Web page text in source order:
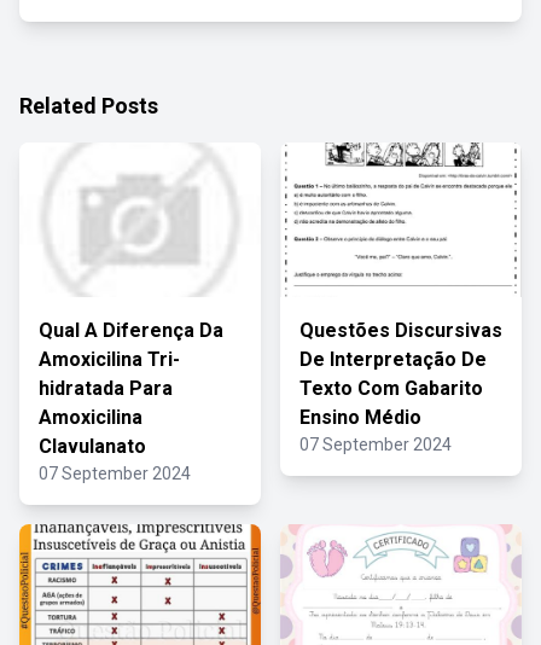
Related Posts
Qual A Diferença Da
Amoxicilina Tri-
hidratada Para
Amoxicilina
Clavulanato
07 September 2024
Questões Discursivas
De Interpretação De
Texto Com Gabarito
Ensino Médio
07 September 2024